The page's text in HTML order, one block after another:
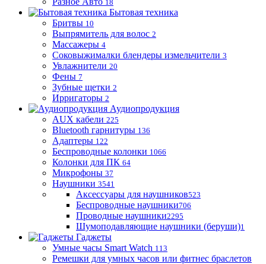
18
Бытовая техника
Бритвы 10
Выпрямитель для волос 2
Массажеры 4
Соковыжималки блендеры измельчители 3
Увлажнители 20
Фены 7
Зубные щетки 2
Ирригаторы 2
Аудиопродукция
AUX кабели 225
Bluetooth гарнитуры 136
Адаптеры 122
Беспроводные колонки 1066
Колонки для ПК 64
Микрофоны 37
Наушники 3541
Аксессуары для наушников523
Беспроводные наушники706
Проводные наушники2295
Шумоподавляющие наушники (беруши)1
Гаджеты
Умные часы Smart Watch 113
Ремешки для умных часов или фитнес браслетов